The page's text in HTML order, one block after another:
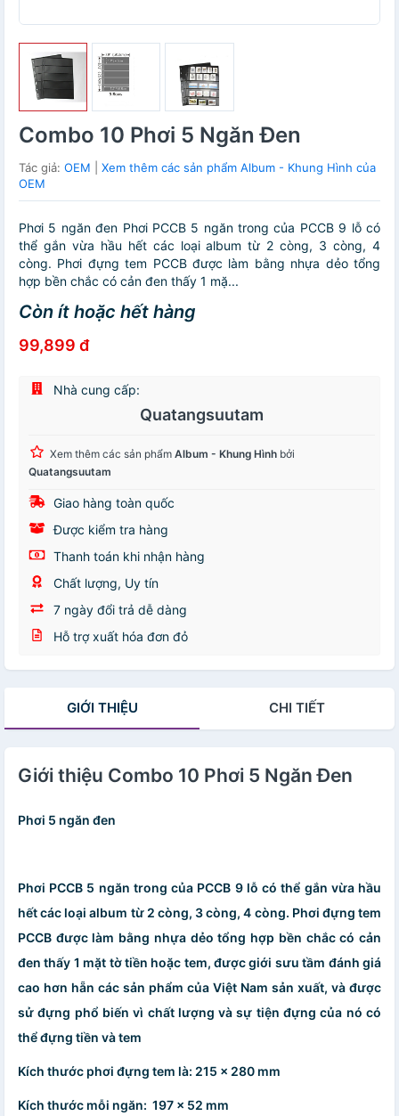
Combo 10 Phơi 5 Ngăn Đen
Tác giả: OEM
Xem thêm các sản phẩm Album - Khung Hình của
OEM
Phơi 5 ngăn đen Phơi PCCB 5 ngăn trong của PCCB 9 lỗ có
thể gắn vừa hầu hết các loại album từ 2 còng, 3 còng, 4
còng. Phơi đựng tem PCCB được làm bằng nhựa dẻo tổng
hợp bền chắc có cản đen thấy 1 mặ...
Còn ít hoặc hết hàng
99,899 đ
Nhà cung cấp:
Quatangsuutam
Xem thêm các sản phẩm Album - Khung Hình bởi
Quatangsuutam
Giao hàng toàn quốc
Được kiểm tra hàng
Thanh toán khi nhận hàng
Chất lượng, Uy tín
7 ngày đổi trả dễ dàng
Hỗ trợ xuất hóa đơn đỏ
GIỚI THIỆU CHI TIẾT
Giới thiệu Combo 10 Phơi 5 Ngăn Đen
Phơi 5 ngăn đen
Phơi PCCB 5 ngăn trong của PCCB 9 lỗ có thể gắn vừa hầu
hết các loại album từ 2 còng, 3 còng, 4 còng. Phơi đựng tem
PCCB được làm bằng nhựa dẻo tổng hợp bền chắc có cản
đen thấy 1 mặt tờ tiền hoặc tem, được giới sưu tầm đánh giá
cao hơn hẵn các sản phẩm của Việt Nam sản xuất, và được
sử đựng phổ biến vì chất lượng và sự tiện đựng của nó có
thể đựng tiền và tem
Kích thước phơi đựng tem là: 215 x 280 mm
Kích thước mỗi ngăn: 197 x 52 mm